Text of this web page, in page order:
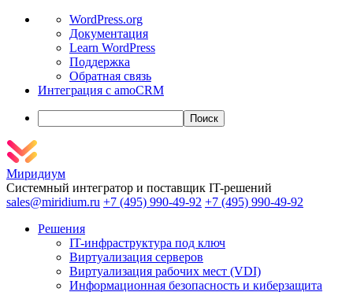
WordPress
WordPress.org
Документация
Learn WordPress
Поддержка
Обратная связь
Интеграция с amoCRM
Поиск
Миридиум
Системный интегратор и поставщик IT-решений
sales@miridium.ru +7 (495) 990-49-92 +7 (495) 990-49-92
Решения
IT-инфраструктура под ключ
Виртуализация серверов
Виртуализация рабочих мест (VDI)
Информационная безопасность и киберзащита